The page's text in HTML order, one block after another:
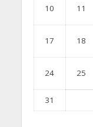
10 11
17 18
24 25
31